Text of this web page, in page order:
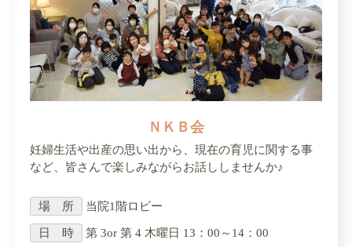
ＮＫＢ会
妊婦生活や出産の思い出から、現在の育児に関する事
など、皆さんで楽しみながらお話ししませんか♪
場 所 当院1階ロビー
日 時
第 3or 第 4 木曜日 13：00～14：00